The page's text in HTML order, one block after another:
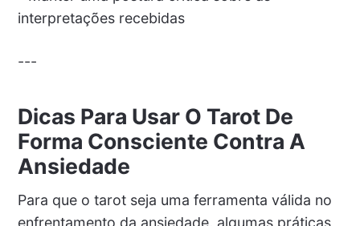
interpretações recebidas
---
Dicas Para Usar O Tarot De
Forma Consciente Contra A
Ansiedade
Para que o tarot seja uma ferramenta válida no
enfrentamento da ansiedade, algumas práticas